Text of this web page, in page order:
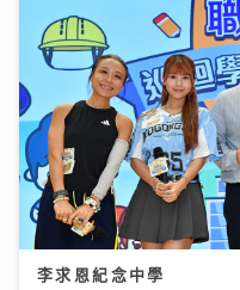
輸多贏少的主因
28/07/2026